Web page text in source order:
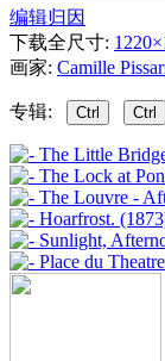
编辑归因
下载全尺寸:
画家: Camille
专辑: Ctrl Ctrl